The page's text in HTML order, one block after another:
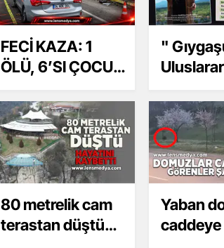
FECİ KAZA: 1
ÖLÜ, 6’SI ÇOCUK
"
Film
finale
80 metrelik cam
terastan düştü
Yaban